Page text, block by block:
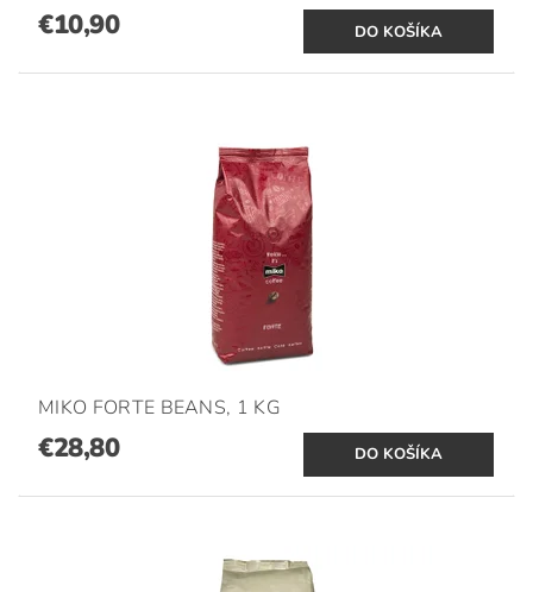
€10,90
MIKO FORTE BEANS, 1 KG
€28,80